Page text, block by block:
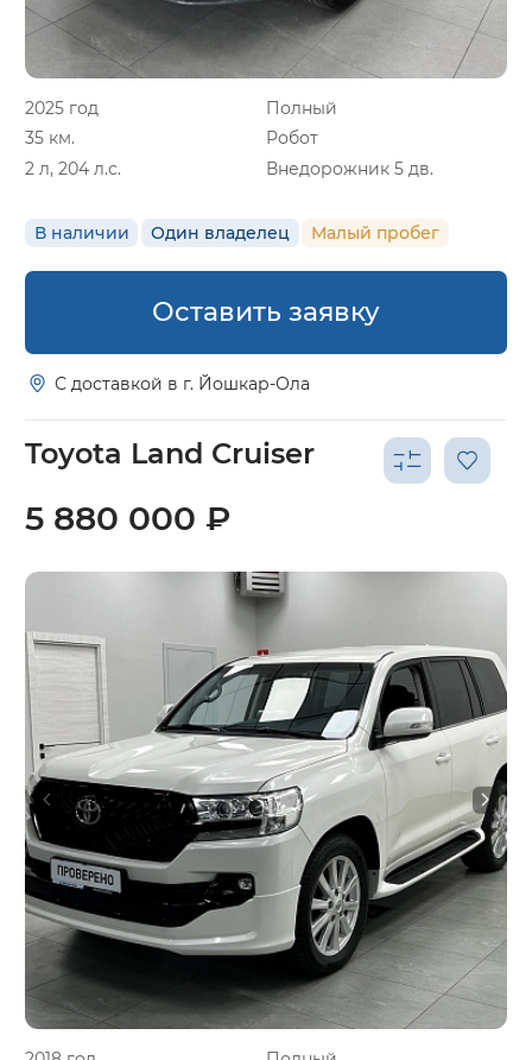
2025 год
Полный
35 км.
Робот
2 л, 204 л.с.
Внедорожник 5 дв.
В наличии Один владелец Малый пробег
Оставить заявку
С доставкой в г. Йошкар-Ола
Toyota Land Cruiser
5 880 000 ₽